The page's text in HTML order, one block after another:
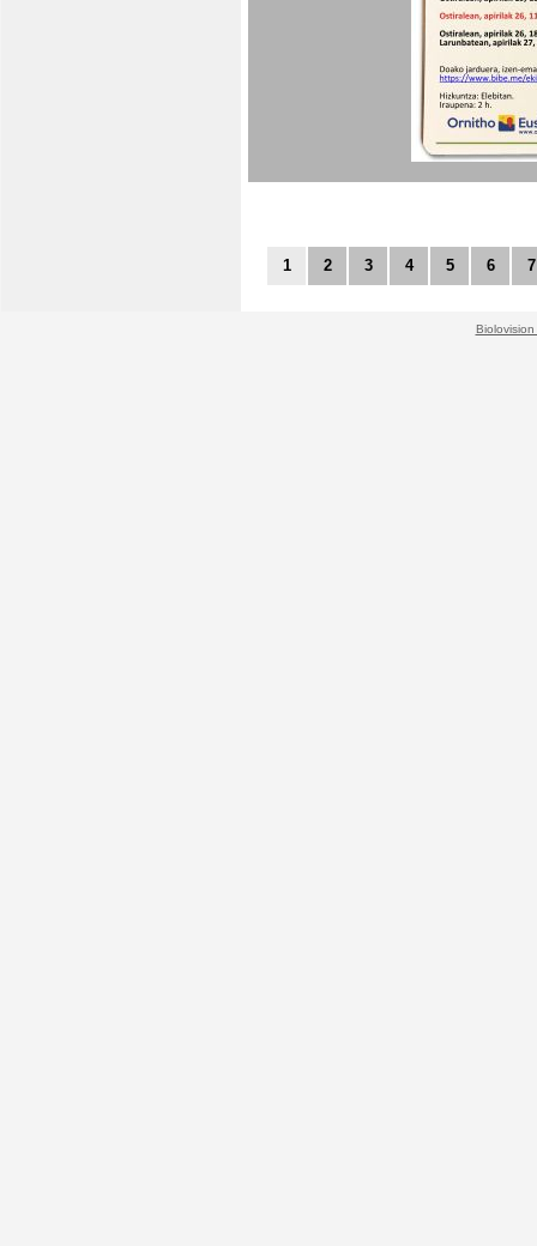
1 2 3 4 5 6 7
Biolovision